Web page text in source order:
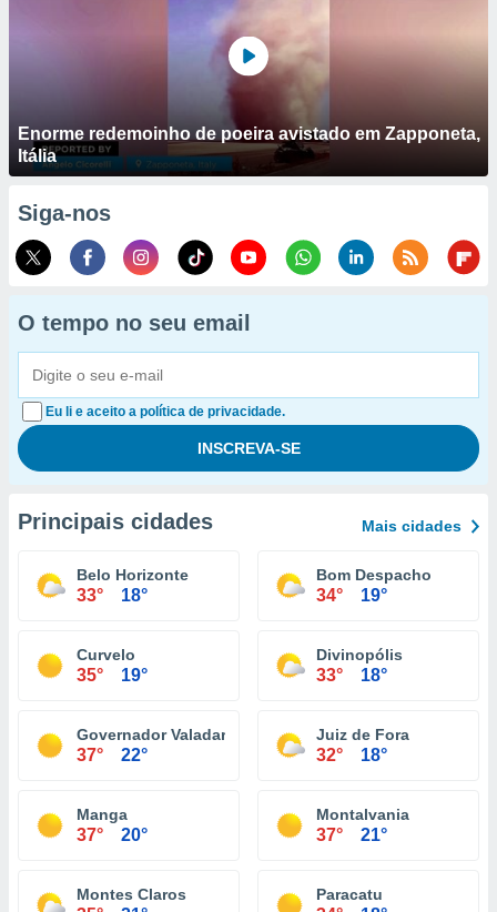
Enorme redemoinho de poeira avistado em Zapponeta,
Itália
Siga-nos
O tempo no seu email
Eu li e aceito a política de privacidade.
Principais cidades Mais cidades
Belo Horizonte
33° 18°
Bom Despacho
34° 19°
Curvelo
35° 19°
Divinopólis
33° 18°
Governador Valadares
37° 22°
Juiz de Fora
32° 18°
Manga
37° 20°
Montalvania
37° 21°
Montes Claros Paracatu